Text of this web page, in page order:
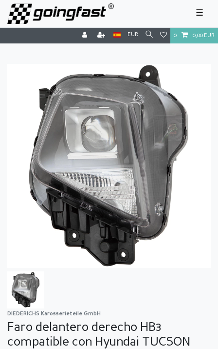
☰
EUR 0 0,00 EUR
DIEDERICHS Karosserieteile GmbH
Faro delantero derecho HB3
compatible con Hyundai TUCSON